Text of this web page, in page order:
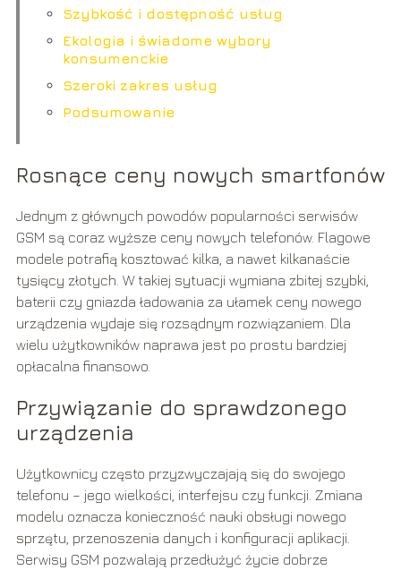
Szybkość i dostępność usług
Ekologia i świadome wybory
konsumenckie
Szeroki zakres usług
Podsumowanie
Rosnące ceny nowych smartfonów
Jednym z głównych powodów popularności serwisów
GSM są coraz wyższe ceny nowych telefonów. Flagowe
modele potrafią kosztować kilka, a nawet kilkanaście
tysięcy złotych. W takiej sytuacji wymiana zbitej szybki,
baterii czy gniazda ładowania za ułamek ceny nowego
urządzenia wydaje się rozsądnym rozwiązaniem. Dla
wielu użytkowników naprawa jest po prostu bardziej
opłacalna finansowo.
Przywiązanie do sprawdzonego
urządzenia
Użytkownicy często przyzwyczajają się do swojego
telefonu – jego wielkości, interfejsu czy funkcji. Zmiana
modelu oznacza konieczność nauki obsługi nowego
sprzętu, przenoszenia danych i konfiguracji aplikacji.
Serwisy GSM pozwalają przedłużyć życie dobrze